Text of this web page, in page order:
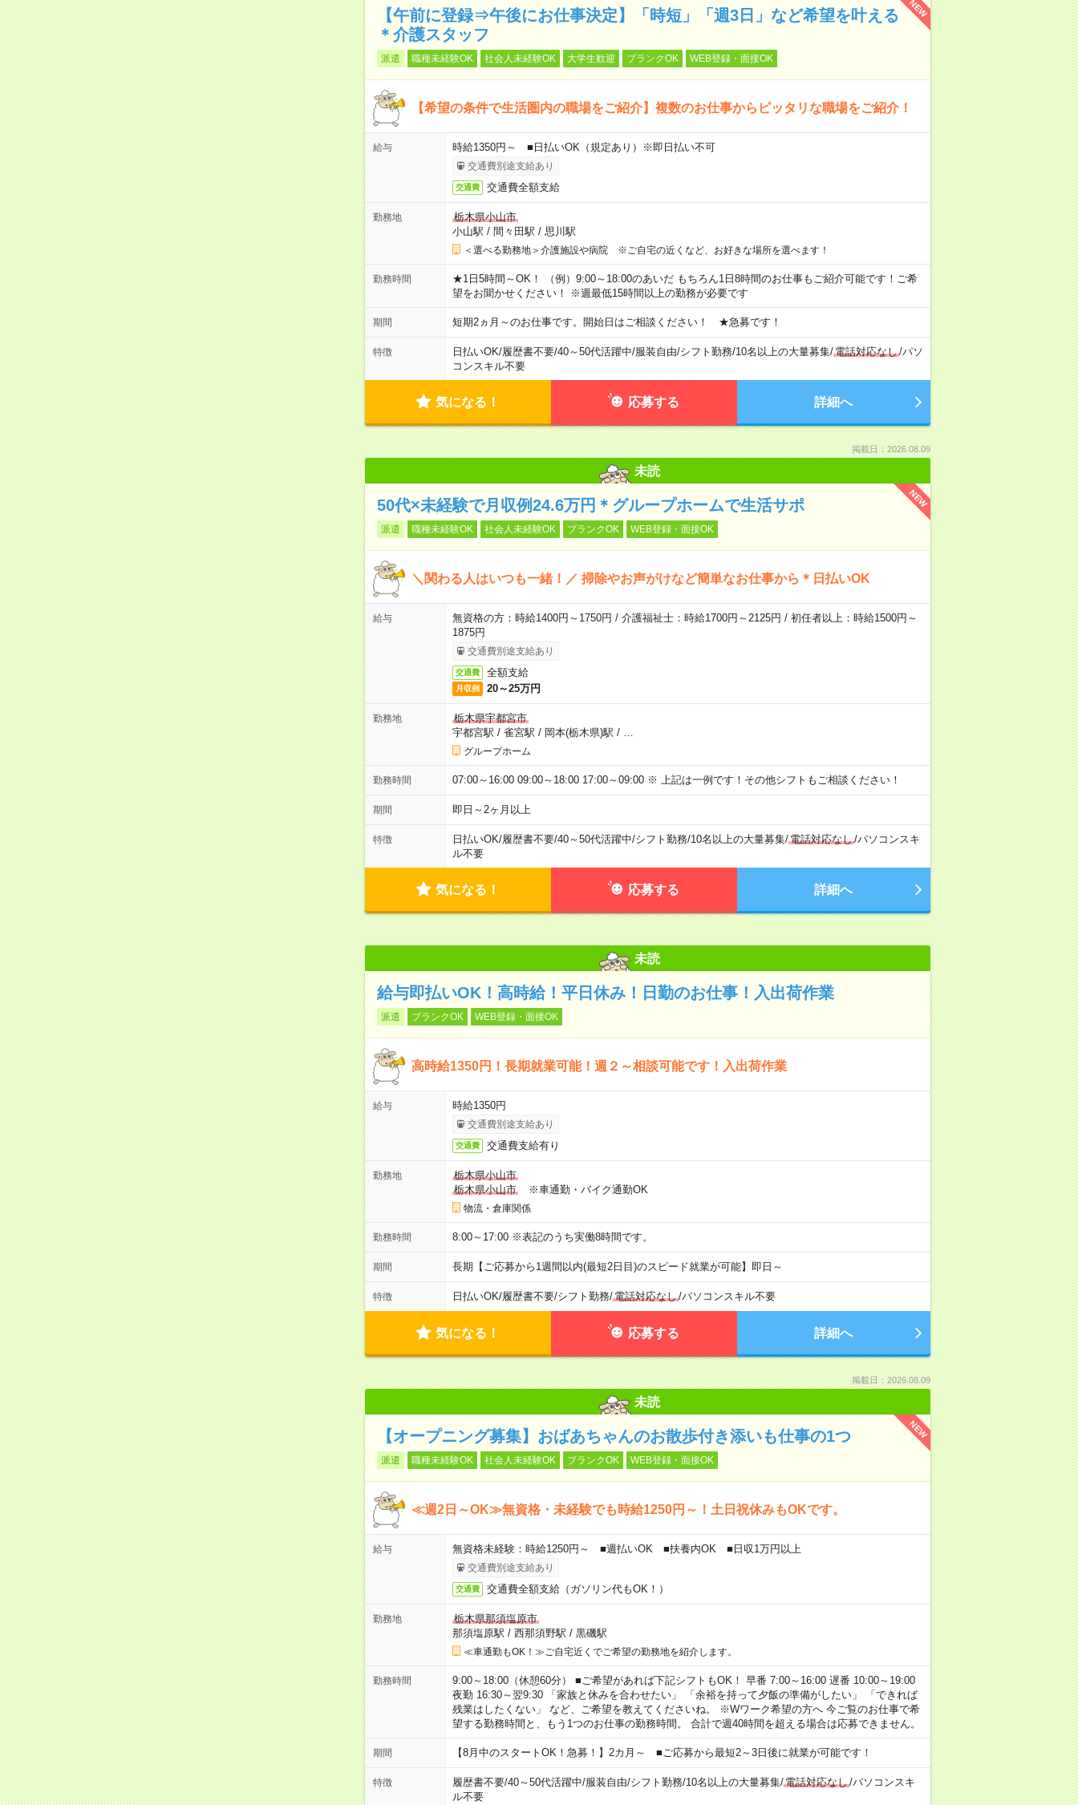
NEW
【午前に登録⇒午後にお仕事決定】「時短」「週3日」など希望を叶える
＊介護スタッフ
派遣 職種未経験OK 社会人未経験OK 大学生歓迎 ブランクOK WEB登録・面接OK
【希望の条件で生活圏内の職場をご紹介】複数のお仕事からピッタリな職場をご紹介！
給与 時給1350円～ ■日払いOK（規定あり）※即日払い不可
交通費別途支給あり
交通費 交通費全額支給
勤務地
栃木県小山市
小山駅 / 間々田駅 / 思川駅
＜選べる勤務地＞介護施設や病院 ※ご自宅の近くなど、お好きな場所を選べます！
勤務時間
★1日5時間～OK！ （例）9:00～18:00のあいだ もちろん1日8時間のお仕事もご紹介可能です！ご希
望をお聞かせください！ ※週最低15時間以上の勤務が必要です
期間 短期2ヵ月～のお仕事です。開始日はご相談ください！ ★急募です！
特徴 日払いOK/履歴書不要/40～50代活躍中/服装自由/シフト勤務/10名以上の大量募集/電話対応なし/パソ
コンスキル不要
気になる！ 応募する 詳細へ
掲載日：2026.08.09
未読
NEW
50代×未経験で月収例24.6万円＊グループホームで生活サポ
派遣 職種未経験OK 社会人未経験OK ブランクOK WEB登録・面接OK
＼関わる人はいつも一緒！／ 掃除やお声がけなど簡単なお仕事から＊日払いOK
給与
無資格の方：時給1400円～1750円 / 介護福祉士：時給1700円～2125円 / 初任者以上：時給1500円～
1875円
交通費別途支給あり
交通費 全額支給
月収例 20～25万円
勤務地
栃木県宇都宮市
宇都宮駅 / 雀宮駅 / 岡本(栃木県)駅 /
グループホーム
勤務時間 07:00～16:00 09:00～18:00 17:00～09:00 ※ 上記は一例です！その他シフトもご相談ください！
期間 即日～2ヶ月以上
特徴 日払いOK/履歴書不要/40～50代活躍中/シフト勤務/10名以上の大量募集/電話対応なし/パソコンスキ
ル不要
気になる！ 応募する 詳細へ
未読
給与即払いOK！高時給！平日休み！日勤のお仕事！入出荷作業
派遣 ブランクOK WEB登録・面接OK
高時給1350円！長期就業可能！週２～相談可能です！入出荷作業
給与 時給1350円
交通費別途支給あり
交通費 交通費支給有り
勤務地
栃木県小山市
栃木県小山市※車通勤・バイク通勤OK
物流・倉庫関係
勤務時間 8:00～17:00 ※表記のうち実働8時間です。
期間 長期【ご応募から1週間以内(最短2日目)のスピード就業が可能】即日～
特徴 日払いOK/履歴書不要/シフト勤務/電話対応なし/パソコンスキル不要
気になる！ 応募する 詳細へ
掲載日：2026.08.09
未読
NEW
【オープニング募集】おばあちゃんのお散歩付き添いも仕事の1つ
派遣 職種未経験OK 社会人未経験OK ブランクOK WEB登録・面接OK
≪週2日～OK≫無資格・未経験でも時給1250円～！土日祝休みもOKです。
給与 無資格未経験：時給1250円～ ■週払いOK ■扶養内OK ■日収1万円以上
交通費別途支給あり
交通費 交通費全額支給（ガソリン代もOK！）
勤務地
栃木県那須塩原市
那須塩原駅 / 西那須野駅 / 黒磯駅
≪車通勤もOK！≫ご自宅近くでご希望の勤務地を紹介します。
勤務時間
9:00～18:00（休憩60分） ■ご希望があれば下記シフトもOK！ 早番 7:00～16:00 遅番 10:00～19:00
夜勤 16:30～翌9:30 「家族と休みを合わせたい」 「余裕を持って夕飯の準備がしたい」 「できれば
残業はしたくない」 など、ご希望を教えてくださいね。 ※Wワーク希望の方へ 今ご覧のお仕事で希
望する勤務時間と、もう1つのお仕事の勤務時間。 合計で週40時間を超える場合は応募できません。
期間 【8月中のスタートOK！急募！】2カ月～ ■ご応募から最短2～3日後に就業が可能です！
特徴 履歴書不要/40～50代活躍中/服装自由/シフト勤務/10名以上の大量募集/電話対応なし/パソコンスキ
ル不要